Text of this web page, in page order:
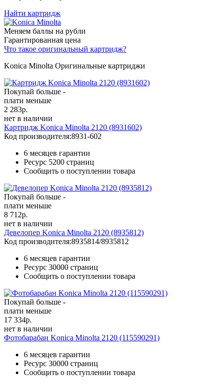
Найти картридж
Меняем баллы на рубли
Гарантированная цена
Что такое оригинальный картридж?
Konica Minolta Оригинальные картриджи
Покупай больше -
плати меньше
2 283р.
нет в наличии
Картридж Konica Minolta 2120 (8931602)
Код производителя:8931-602
6 месяцев гарантии
Ресурс 5200 страниц
Сообщить о поступлении товара
Покупай больше -
плати меньше
8 712р.
нет в наличии
Девелопер Konica Minolta 2120 (8935812)
Код производителя:8935814/8935812
6 месяцев гарантии
Ресурс 30000 страниц
Сообщить о поступлении товара
Покупай больше -
плати меньше
17 334р.
нет в наличии
Фотобарабан Konica Minolta 2120 (115590291)
6 месяцев гарантии
Ресурс 30000 страниц
Сообщить о поступлении товара